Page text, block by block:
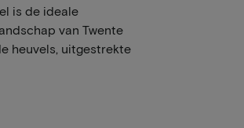
is de ideale
van Twente
heuvels, uitgestrekte